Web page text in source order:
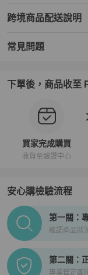
跨境商品配送說明
常見問題
下單後，商品收至
買家完成購買
收貨至驗證中心
安心購檢驗流程
PopChill拍拍圈正
第一關：
確認商品狀
第二關：
專業鑑定團